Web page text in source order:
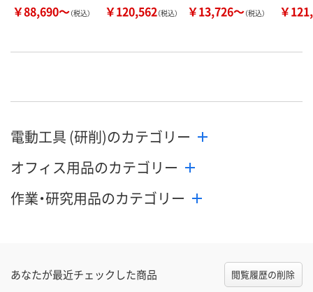
￥88,690～（税込） ￥120,562（税込） ￥13,726～（税込） ￥
電動工具 (研削)のカテゴリー
オフィス用品のカテゴリー
作業・研究用品のカテゴリー
あなたが最近チェックした商品 閲覧履歴の削除